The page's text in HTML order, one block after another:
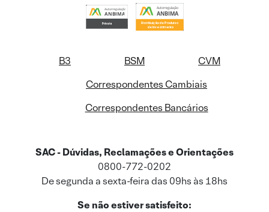
B3 BSM
CVM
Correspondentes Cambiais
Correspondentes Bancários
SAC - Dúvidas, Reclamações e Orientações
0800-772-0202
De segunda a sexta-feira das 09hs às 18hs
Se não estiver satisfeito: